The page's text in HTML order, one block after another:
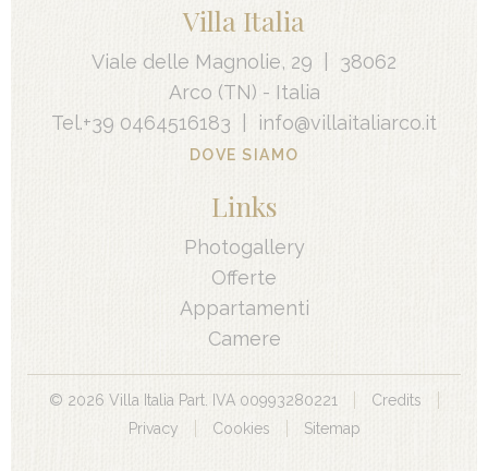
Villa Italia
Viale delle Magnolie, 29
38062
Arco (TN) - Italia
Tel.+39 0464516183 info@villaitaliarco.it
DOVE SIAMO
Links
Photogallery
Offerte
Appartamenti
Camere
© 2026 Villa Italia Part. IVA 00993280221
Credits
Privacy
Cookies Sitemap